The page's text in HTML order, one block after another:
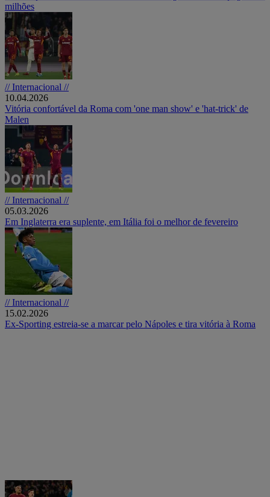
milhões
// Internacional //
10.04.2026
Vitória confortável da Roma com 'one man show' e 'hat-trick' de
Malen
// Internacional //
05.03.2026
Em Inglaterra era suplente, em Itália foi o melhor de fevereiro
// Internacional //
15.02.2026
Ex-Sporting estreia-se a marcar pelo Nápoles e tira vitória à Roma